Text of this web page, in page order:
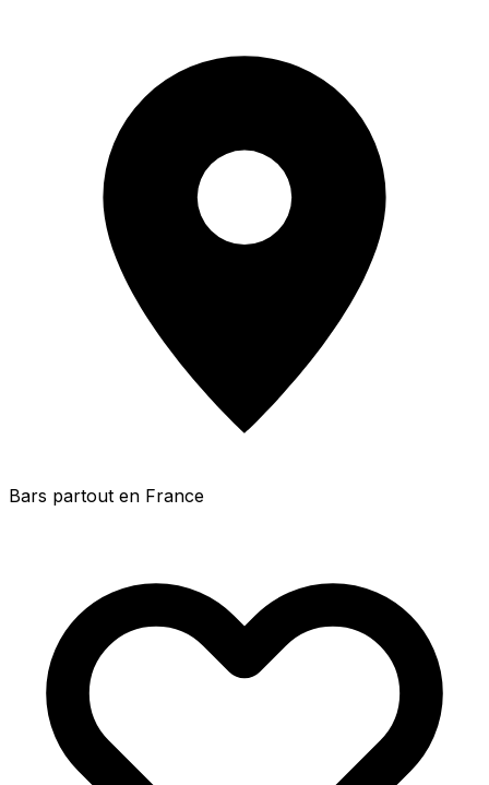
Bars partout en France